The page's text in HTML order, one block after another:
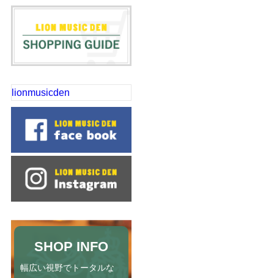
lionmusicden
SHOP INFO
幅広い視野でトータルな